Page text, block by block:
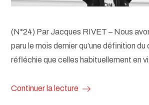
(N°24) Par Jacques RIVET – Nous
paru le mois dernier qu’une définition
réfléchie que celles habituellement en
Continuer la lecture